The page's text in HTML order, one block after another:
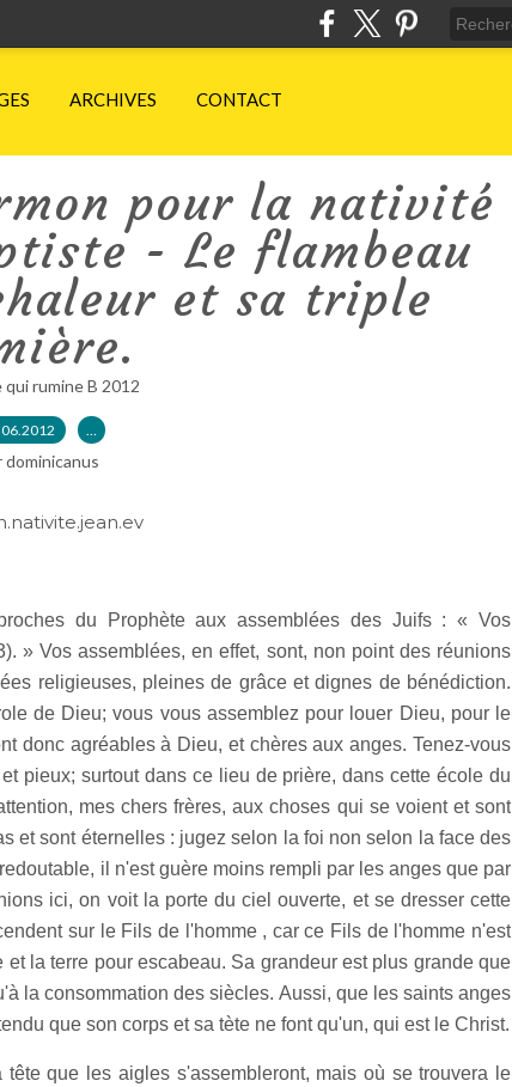
ARCHIVES CONTACT
pour la nativité
- Le flambeau
et sa triple
qui rumine B 2012
…
dominicanus
du Prophète aux assemblées des Juifs : « Vos
» Vos assemblées, en effet, sont, non point des réunions
religieuses, pleines de grâce et dignes de bénédiction.
de Dieu; vous vous assemblez pour louer Dieu, pour le
donc agréables à Dieu, et chères aux anges. Tenez-vous
pieux; surtout dans ce lieu de prière, dans cette école du
mes chers frères, aux choses qui se voient et sont
et sont éternelles : jugez selon la foi non selon la face des
il n'est guère moins rempli par les anges que par
ici, on voit la porte du ciel ouverte, et se dresser cette
sur le Fils de l'homme , car ce Fils de l'homme n'est
la terre pour escabeau. Sa grandeur est plus grande que
la consommation des siècles. Aussi, que les saints anges
que son corps et sa tète ne font qu'un, qui est le Christ.
que les aigles s'assembleront, mais où se trouvera le